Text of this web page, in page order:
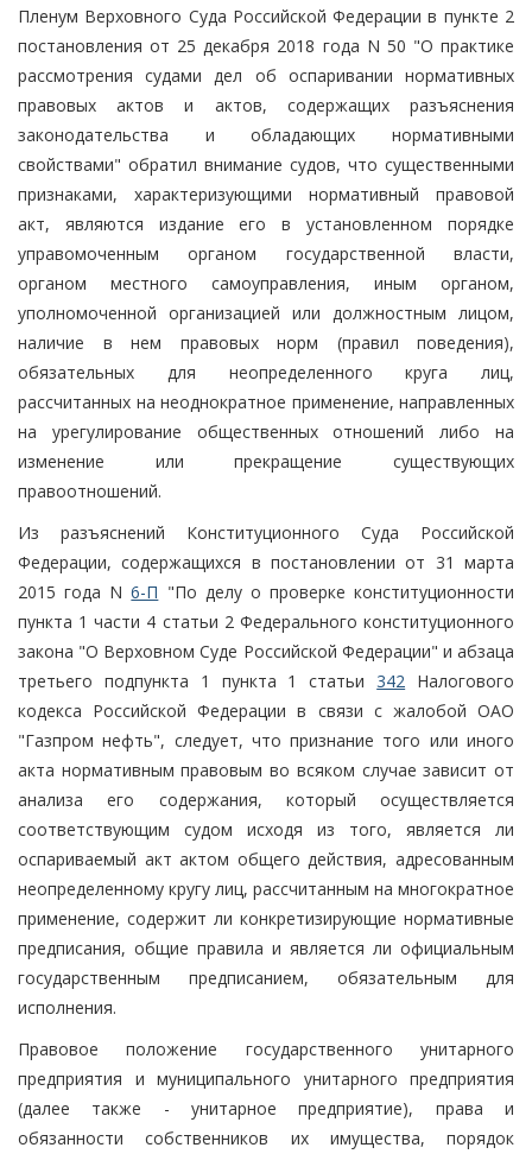
Пленум Верховного Суда Российской Федерации в пункте 2
постановления от 25 декабря 2018 года N 50 "О практике
рассмотрения судами дел об оспаривании нормативных
правовых актов и актов, содержащих разъяснения
законодательства и обладающих нормативными
свойствами" обратил внимание судов, что существенными
признаками, характеризующими нормативный правовой
акт, являются издание его в установленном порядке
управомоченным органом государственной власти,
органом местного самоуправления, иным органом,
уполномоченной организацией или должностным лицом,
наличие в нем правовых норм (правил поведения),
обязательных для неопределенного круга лиц,
рассчитанных на неоднократное применение, направленных
на урегулирование общественных отношений либо на
изменение или прекращение существующих
правоотношений.
Из разъяснений Конституционного Суда Российской
Федерации, содержащихся в постановлении от 31 марта
2015 года N6-П "По делу о проверке конституционности
пункта 1 части 4 статьи 2 Федерального конституционного
закона "О Верховном Суде Российской Федерации" и абзаца
третьего подпункта 1 пункта 1 статьи342 Налогового
кодекса Российской Федерации в связи с жалобой ОАО
"Газпром нефть", следует, что признание того или иного
акта нормативным правовым во всяком случае зависит от
анализа его содержания, который осуществляется
соответствующим судом исходя из того, является ли
оспариваемый акт актом общего действия, адресованным
неопределенному кругу лиц, рассчитанным на многократное
применение, содержит ли конкретизирующие нормативные
предписания, общие правила и является ли официальным
государственным предписанием, обязательным для
исполнения.
Правовое положение государственного унитарного
предприятия и муниципального унитарного предприятия
(далее также - унитарное предприятие), права и
обязанности собственников их имущества, порядок